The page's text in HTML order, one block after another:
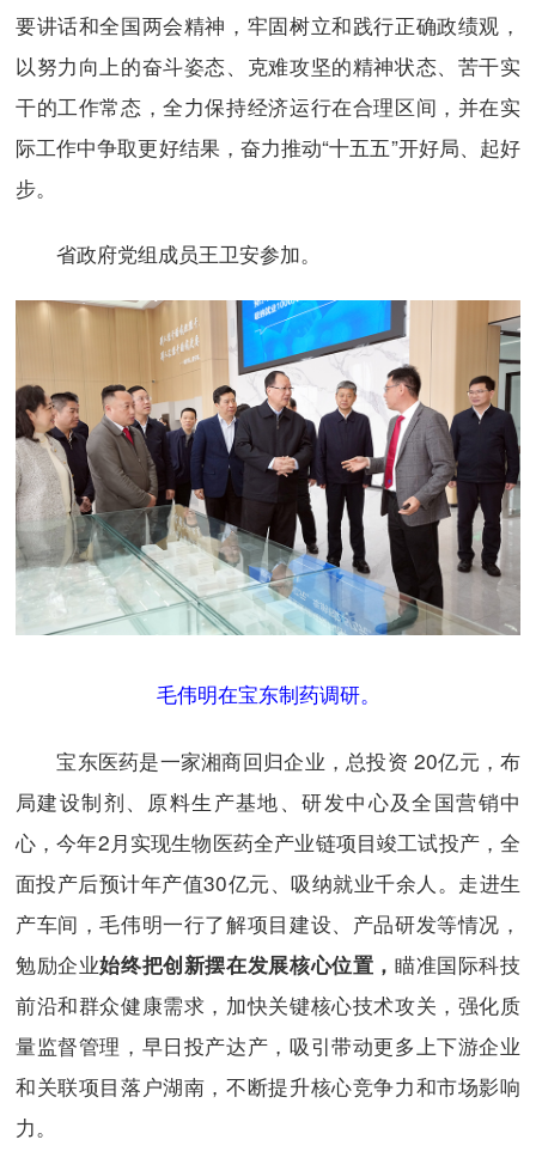
要讲话和全国两会精神，牢固树立和践行正确政绩观，
以努力向上的奋斗姿态、克难攻坚的精神状态、苦干实
干的工作常态，全力保持经济运行在合理区间，并在实
际工作中争取更好结果，奋力推动“十五五”开好局、起好
步。
省政府党组成员王卫安参加。
毛伟明在宝东制药调研。
宝东医药是一家湘商回归企业，总投资 20亿元，布
局建设制剂、原料生产基地、研发中心及全国营销中
心，今年2月实现生物医药全产业链项目竣工试投产，全
面投产后预计年产值30亿元、吸纳就业千余人。走进生
产车间，毛伟明一行了解项目建设、产品研发等情况，
勉励企业始终把创新摆在发展核心位置， 瞄准国际科技
前沿和群众健康需求，加快关键核心技术攻关，强化质
量监督管理，早日投产达产，吸引带动更多上下游企业
和关联项目落户湖南，不断提升核心竞争力和市场影响
力。